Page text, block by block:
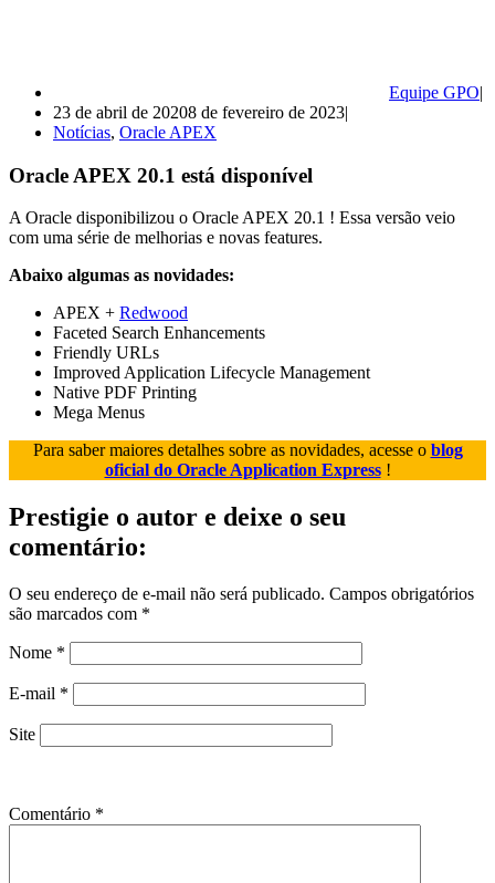
Equipe GPO
23 de abril de 20208 de fevereiro de 2023
Notícias, Oracle APEX
Oracle APEX 20.1 está disponível
A Oracle disponibilizou o Oracle APEX 20.1 ! Essa versão veio
com uma série de melhorias e novas features.
Abaixo algumas as novidades:
APEX + Redwood
Faceted Search Enhancements
Friendly URLs
Improved Application Lifecycle Management
Native PDF Printing
Mega Menus
Para saber maiores detalhes sobre as novidades, acesse o blog
oficial do Oracle Application Express!
Prestigie o autor e deixe o seu
comentário:
O seu endereço de e-mail não será publicado. Campos obrigatórios
são marcados com *
Nome *
E-mail *
Site
Comentário *